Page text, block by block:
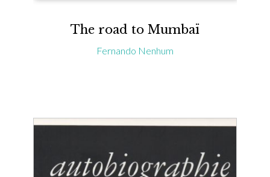
The road to Mumbaï
Fernando Nenhum